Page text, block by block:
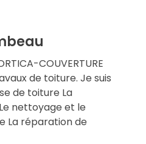
COUVERTURE
de toiture. Je suis
de toiture La
nettoyage et le
La réparation de